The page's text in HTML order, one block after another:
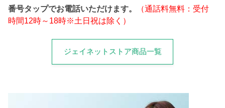
番号タップでお電話いただけます。
（通話料無料：受付
時間12時～18時※土日祝は除く）
ジェイネットストア商品一覧